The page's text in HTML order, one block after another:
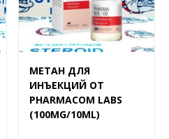
МЕТАН ДЛЯ
ИНЪЕКЦИЙ ОТ
PHARMACOM LABS
(100MG/10ML)